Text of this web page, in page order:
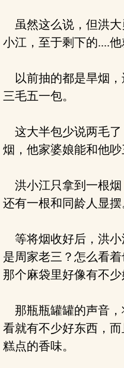
虽然这么说，但洪大
小江，至于剩下的....他
以前抽的都是旱烟，
三毛五一包。
这大半包少说两毛了
烟，他家婆娘能和他吵
洪小江只拿到一根烟
还有一根和同龄人显摆
等将烟收好后，洪小
是周家老三？怎么看
那个麻袋里好像有不少
那瓶瓶罐罐的声音，
看就有不少好东西，
糕点的香味。